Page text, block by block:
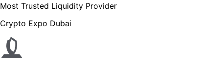
Most Trusted Liquidity Provider
Crypto Expo Dubai